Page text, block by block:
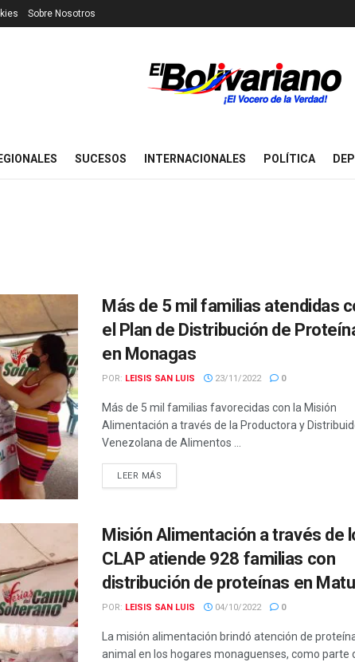
Sobre Nosotros
SUCESOS INTERNACIONALES POLÍTICA
Más de 5 mil familias atendidas
el Plan de Distribución de
en Monagas
POR: LEISIS SAN LUIS 23/11/2022 0
Más de 5 mil familias favorecidas con la Misión
Alimentación a través de la Productora y
Venezolana de Alimentos ...
LEER MÁS
Misión Alimentación a través de
CLAP atiende 928 familias con
distribución de proteínas en
POR: LEISIS SAN LUIS 04/10/2022 0
La misión alimentación brindó atención de
animal en los hogares monaguenses, como parte